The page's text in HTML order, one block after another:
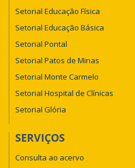
Setorial Educação Física
Setorial Educação Básica
Setorial Pontal
Setorial Patos de Minas
Setorial Monte Carmelo
Setorial Hospital de Clínicas
Setorial Glória
SERVIÇOS
Consulta ao acervo